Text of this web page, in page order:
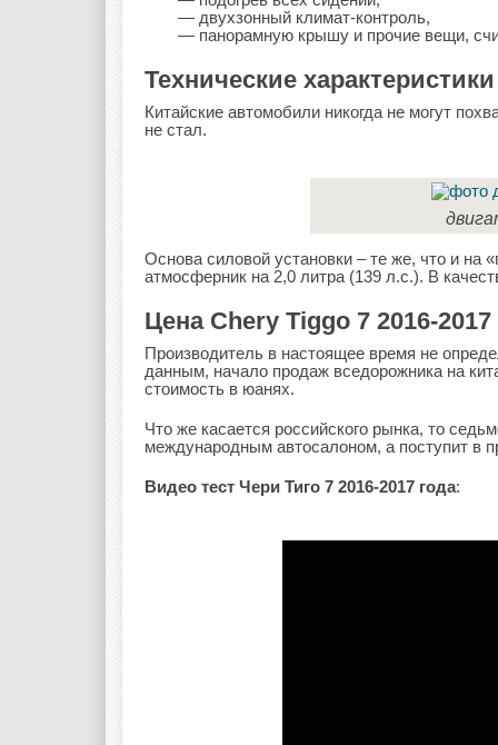
— двухзонный климат-контроль,
— панорамную крышу и прочие вещи,
Технические
Китайские автомобили никогда не могут
не стал.
Основа силовой установки – те же, что и на
атмосферник на 2,0 литра (139 л.с.). В
Цена Chery Tiggo 7 2016-2017
Производитель в настоящее время не
данным, начало продаж вседорожника на
стоимость в юанях.
Что же касается российского рынка, то
международным автосалоном, а поступит в
Видео тест Чери Тиго 7 2016-2017 года: